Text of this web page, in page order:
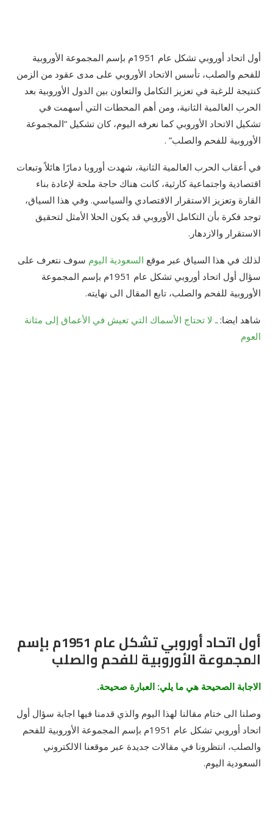
أول اتحاد أوروبي تشكل عام 1951م بإسم المجموعة الأوروبية
للفحم والصلب، تأسس الاتحاد الأوروبي على مدى عقود من الزمن
كنتيجة للرغبة في تعزيز التكامل والتعاون بين الدول الأوروبية بعد
الحرب العالمية الثانية، ومن أهم المحطات التي أسهمت في
تشكيل الاتحاد الأوروبي كما نعرفه اليوم، كان تشكيل “المجموعة
الأوروبية للفحم والصلب” .
في أعقاب الحرب العالمية الثانية، شهدت أوروبا دمارًا هائلاً وتبعات
اقتصادية واجتماعية كارثية، كانت هناك حاجة ملحة لإعادة بناء
القارة وتعزيز الاستقرار الاقتصادي والسياسي. وفي هذا السياق،
توجد فكرة بأن التكامل الأوروبي قد يكون الحلا الأمثل لتحقيق
الاستقرار والازدهار.
لذلك في هذا السياق عبر موقع السعودية اليوم سوف نتعرف على
سؤال أول اتحاد أوروبي تشكل عام 1951م بإسم المجموعة
الأوروبية للفحم والصلب، تابع المقال الى نهايته.
شاهد ايضا:ـ لا تحتاج الأسماك التي تعيش في الأعماق إلى مثانة
العوم
أول اتحاد أوروبي تشكل عام 1951م بإسم
المجموعة الأوروبية للفحم والصلب
الاجابة الصحيحة هي ما يلي: العبارة صحيحة.
وصلنا الى ختام مقالنا لهذا اليوم والذي قدمنا فيها اجابة سؤال أول
اتحاد أوروبي تشكل عام 1951م بإسم المجموعة الأوروبية للفحم
والصلب، انتظرونا في مقالات جديدة عبر موقعنا الالكتروني
السعودية اليوم.